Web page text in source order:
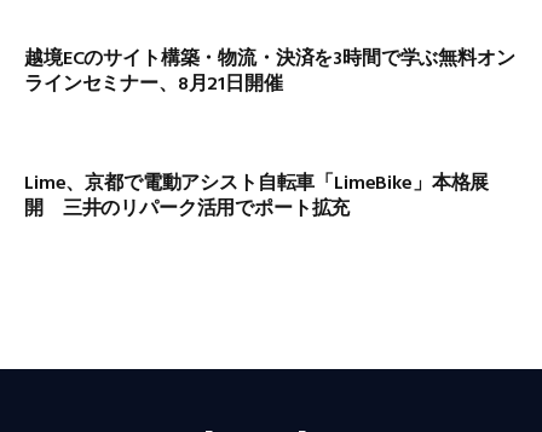
越境ECのサイト構築・物流・決済を3時間で学ぶ無料オン
ラインセミナー、8月21日開催
Lime、京都で電動アシスト自転車「LimeBike」本格展
開 三井のリパーク活用でポート拡充